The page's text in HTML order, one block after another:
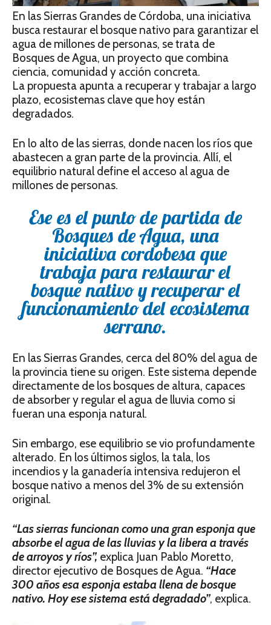
En las Sierras Grandes de Córdoba, una iniciativa
busca restaurar el bosque nativo para garantizar el
agua de millones de personas, se trata de
Bosques de Agua, un proyecto que combina
ciencia, comunidad y acción concreta.
La propuesta apunta a recuperar y trabajar a largo
plazo, ecosistemas clave que hoy están
degradados.
En lo alto de las sierras, donde nacen los ríos que
abastecen a gran parte de la provincia. Allí, el
equilibrio natural define el acceso al agua de
millones de personas.
Ese es el punto de partida de
Bosques de Agua, una
iniciativa cordobesa que
trabaja para restaurar el
bosque nativo y recuperar el
funcionamiento del ecosistema
serrano.
En las Sierras Grandes, cerca del 80% del agua de
la provincia tiene su origen. Este sistema depende
directamente de los bosques de altura, capaces
de absorber y regular el agua de lluvia como si
fueran una esponja natural.
Sin embargo, ese equilibrio se vio profundamente
alterado. En los últimos siglos, la tala, los
incendios y la ganadería intensiva redujeron el
bosque nativo a menos del 3% de su extensión
original.
“Las sierras funcionan como una gran esponja que
absorbe el agua de las lluvias y la libera a través
de arroyos y ríos”, explica Juan Pablo Moretto,
director ejecutivo de Bosques de Agua. “Hace
300 años esa esponja estaba llena de bosque
nativo. Hoy ese sistema está degradado”, explica.